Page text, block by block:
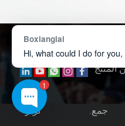
.
المنتج
جمع. ثَرْثَرَ
1
Boxianglai
Hi, what could I do for